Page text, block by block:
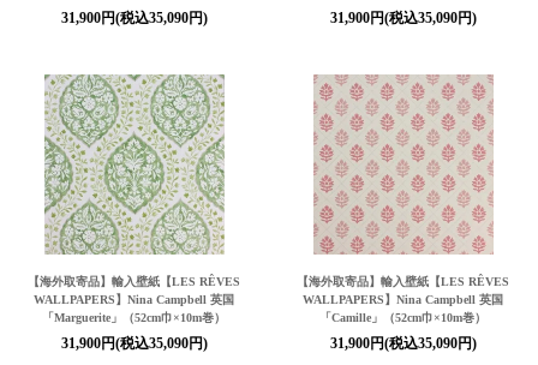
31,900円(税込35,090円) 31,900円(税込35,090円)
【海外取寄品】輸入壁紙【LES RÊVES
WALLPAPERS】Nina Campbell 英国
「Marguerite」（52cm巾×10m巻）
31,900円(税込35,090円)
【海外取寄品】輸入壁紙【LES RÊVES
WALLPAPERS】Nina Campbell 英国
「Camille」（52cm巾×10m巻）
31,900円(税込35,090円)